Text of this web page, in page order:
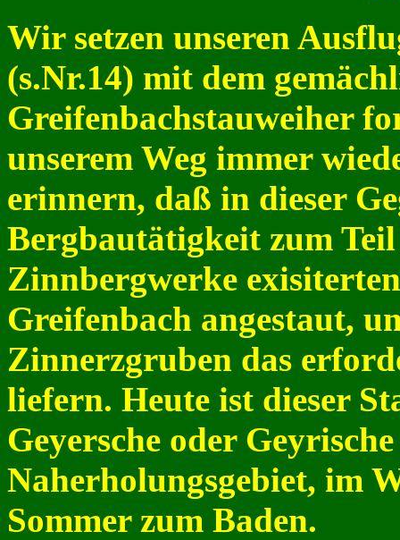
Wir setzen unseren
(s.Nr.14) mit dem
Greifenbachstauweiher
unserem Weg immer
erinnern, daß in dieser
Bergbautätigkeit zum Teil
Zinnbergwerke
Greifenbach angestaut,
Zinnerzgruben das
liefern. Heute ist dieser
Geyersche oder
Naherholungsgebiet, im
Sommer zum Baden.